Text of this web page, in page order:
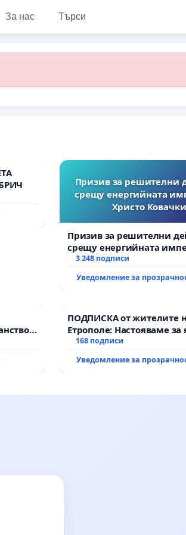
За нас Търси
Призив за решителни
срещу енергийната
Христо
Призив за решителни
срещу енергийната
Христо Ковачки!
3 248 подписи
Уведомление за
ПОДПИСКА от жителите
Етрополе: Настояваме за
гаранции от “Елаците-
всички екологични
168 подписи
Уведомление за